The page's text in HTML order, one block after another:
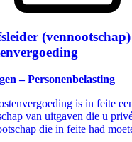
– Personenbelasting
is in feite
van uitgaven die u
die in feite had